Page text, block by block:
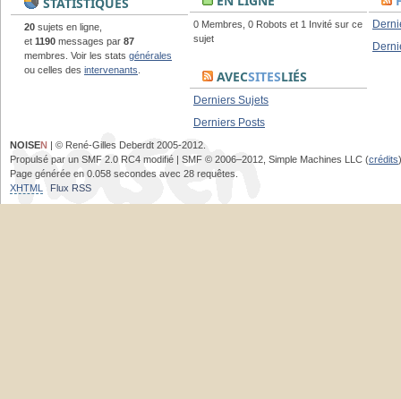
20 sujets en ligne,
et 1190 messages par 87
membres. Voir les stats générales
ou celles des intervenants
0 Membres, 0 Robots et 1 Invité sur ce
sujet
AVECSITESLIÉS
Derniers Sujets
Derniers Posts
NOISEN | © René-Gilles Deberdt 2005-2012.
Propulsé par un SMF 2.0 RC4 modifié | SMF © 2006–2012, Simple Machines LLC (crédits)
Page générée en 0.058 secondes avec 28 requêtes.
XHTML
Flux RSS